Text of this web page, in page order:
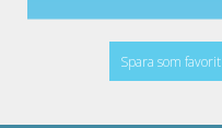
Spara som favorit